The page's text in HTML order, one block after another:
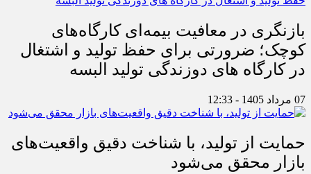
بازنگری در معافیت بیمه‌ای کارگاه‌های
کوچک؛ ضرورتی برای حفظ تولید و اشتغال
در کارگاه های دوزندگی تولید البسه
07 مرداد 1405 - 12:33
حمایت از تولید، با شناخت دقیق واقعیت‌های
بازار محقق می‌شود